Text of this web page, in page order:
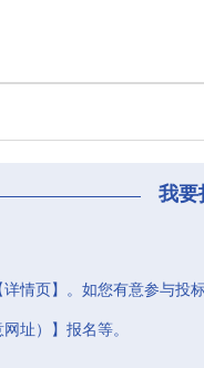
我要
情页】。如您有意参与投
址）】报名等。